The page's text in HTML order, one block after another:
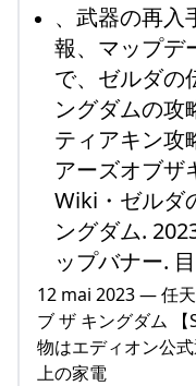
、武器の再入
報、マップデ
で、ゼルダの
ングダムの攻
ティアキン攻
アーズオブザ
Wiki・ゼルダ
ングダム.
ップバナー.
12 mai 2023 — 任
ブ ザ キングダム
物はエディオン公
上の家電